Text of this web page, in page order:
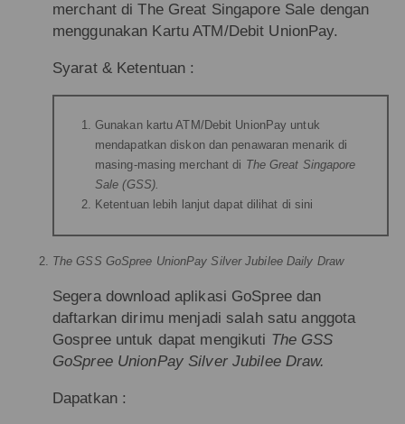
merchant di The Great Singapore Sale dengan
menggunakan Kartu ATM/Debit UnionPay.
Syarat & Ketentuan :
Gunakan kartu ATM/Debit UnionPay untuk
mendapatkan diskon dan penawaran menarik di
masing-masing merchant di The Great Singapore
Sale (GSS).
Ketentuan lebih lanjut dapat dilihat di sini
The GSS GoSpree UnionPay Silver Jubilee Daily Draw
Segera download aplikasi GoSpree dan
daftarkan dirimu menjadi salah satu anggota
Gospree untuk dapat mengikuti The GSS
GoSpree UnionPay Silver Jubilee Draw.
Dapatkan :